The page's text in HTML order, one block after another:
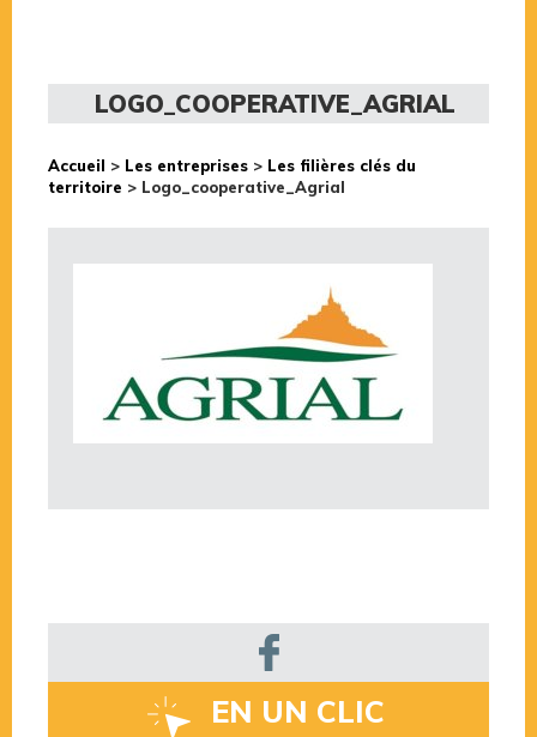
LOGO_COOPERATIVE_AGRIAL
Accueil > Les entreprises > Les filières clés du
territoire > Logo_cooperative_Agrial
EN UN CLIC